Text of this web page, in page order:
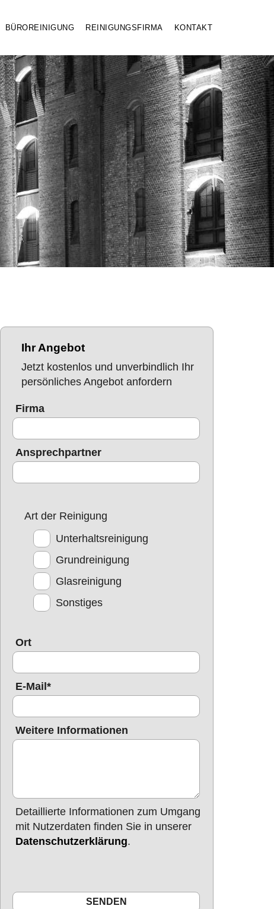
BÜROREINIGUNG REINIGUNGSFIRMA KONTAKT
Ihr Angebot
Jetzt kostenlos und unverbindlich Ihr
persönliches Angebot anfordern
Firma
Ansprechpartner
Art der Reinigung
Unterhaltsreinigung
Grundreinigung
Glasreinigung
Sonstiges
Ort
E-Mail*
Weitere Informationen
Detaillierte Informationen zum Umgang
mit Nutzerdaten finden Sie in unserer
Datenschutzerklärung.